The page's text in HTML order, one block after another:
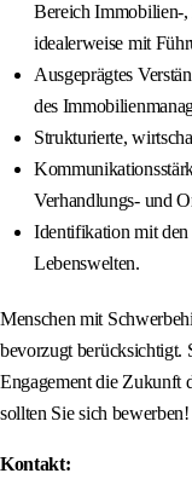
Bereich Immobilien-
idealerweise mit
Ausgeprägtes
des
Strukturierte,
Verhandlungs- und
Identifikation mit
Lebenswelten.
Menschen mit
bevorzugt berücksichtigt.
Engagement die Zukunft
sollten Sie sich bewerben!
Kontakt: